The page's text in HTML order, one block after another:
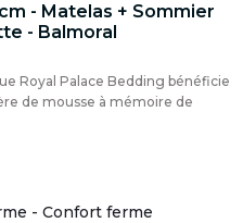
- Matelas + Sommier
- Balmoral
Royal Palace Bedding bénéficie
de mousse à mémoire de
- Confort ferme